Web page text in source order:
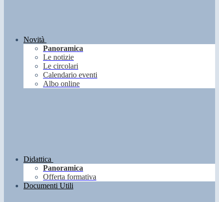
Novità
Panoramica
Le notizie
Le circolari
Calendario eventi
Albo online
Didattica
Panoramica
Offerta formativa
Documenti Utili